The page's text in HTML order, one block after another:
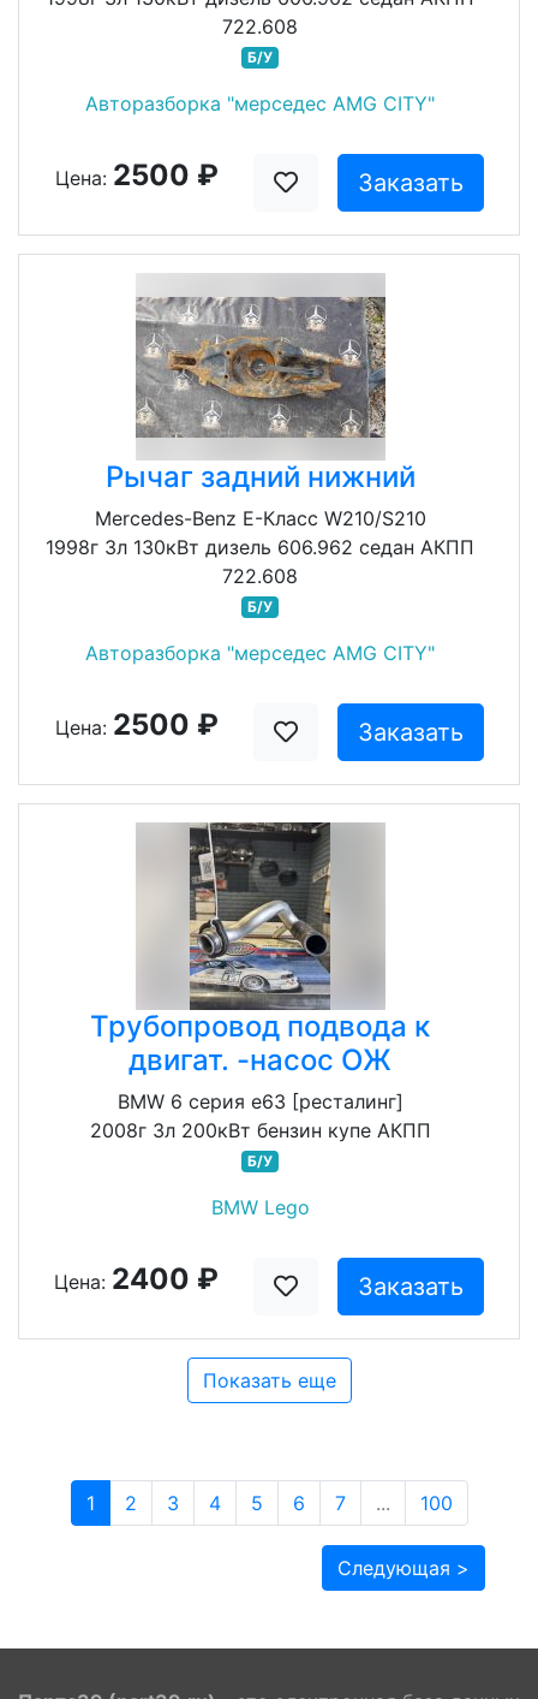
722.608
Б/У
Авторазборка "мерседес AMG CITY"
Цена: 2500 ₽ Заказать
Рычаг задний нижний
Mercedes-Benz E-Класс W210/S210
1998г 3л 130кВт дизель 606.962 седан АКПП
722.608
Б/У
Авторазборка "мерседес AMG CITY"
Цена: 2500 ₽ Заказать
Трубопровод подвода к
двигат. -насос ОЖ
BMW 6 серия e63 [ресталинг]
2008г 3л 200кВт бензин купе АКПП
Б/У
BMW Lego
Цена: 2400 ₽ Заказать
Показать еще
1 2 3 4 5 6 7 ... 100
Следующая >